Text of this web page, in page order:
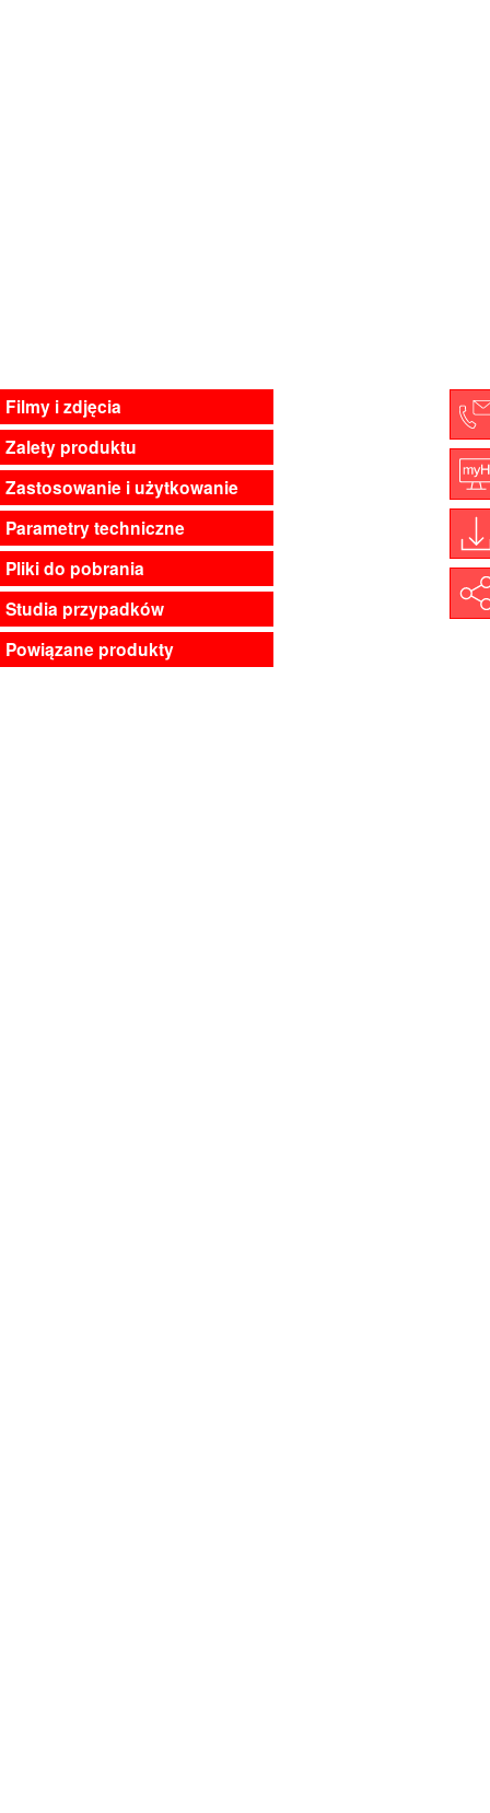
Filmy i zdjęcia
Zalety produktu
Zastosowanie i użytkowanie
Parametry techniczne
Pliki do pobrania
Studia przypadków
Powiązane produkty